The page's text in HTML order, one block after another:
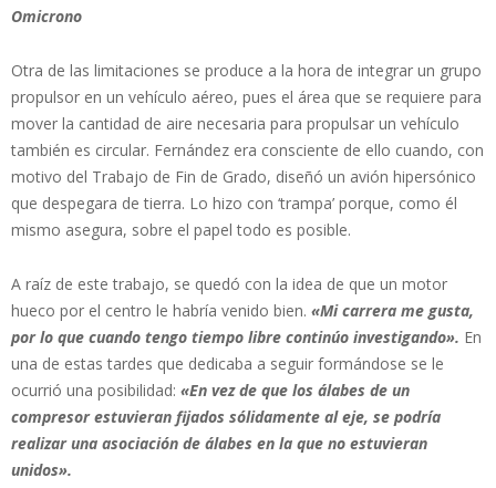
Omicrono
Otra de las limitaciones se produce a la hora de integrar un grupo
propulsor en un vehículo aéreo, pues el área que se requiere para
mover la cantidad de aire necesaria para propulsar un vehículo
también es circular. Fernández era consciente de ello cuando, con
motivo del Trabajo de Fin de Grado, diseñó un avión hipersónico
que despegara de tierra. Lo hizo con ‘trampa’ porque, como él
mismo asegura, sobre el papel todo es posible.
A raíz de este trabajo, se quedó con la idea de que un motor
hueco por el centro le habría venido bien. «Mi carrera me gusta,
por lo que cuando tengo tiempo libre continúo investigando». En
una de estas tardes que dedicaba a seguir formándose se le
ocurrió una posibilidad: «En vez de que los álabes de un
compresor estuvieran fijados sólidamente al eje, se podría
realizar una asociación de álabes en la que no estuvieran
unidos».